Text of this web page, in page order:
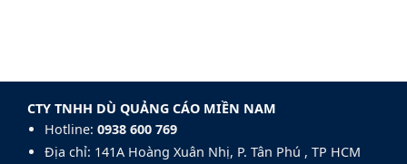
CTY TNHH DÙ QUẢNG CÁO MIỀN NAM
Hotline: 0938 600 769‬
Địa chỉ: 141A Hoàng Xuân Nhị, P. Tân Phú , TP HCM